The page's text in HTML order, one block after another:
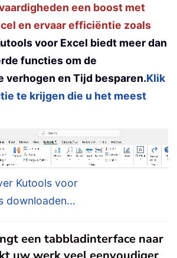
een boost met
en ervaar efficiëntie zoals
voor Excel biedt meer dan
functies om de
en Tijd besparen.Klik
te krijgen die u het meest
Kutools voor
downloaden...
een tabbladinterface naar